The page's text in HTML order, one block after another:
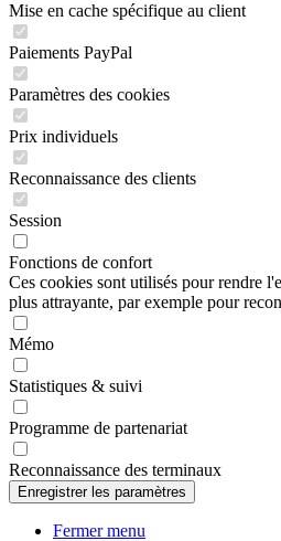
Mise en cache spécifique au client
Paiements PayPal
Paramètres des cookies
Prix individuels
Reconnaissance des clients
Session
Fonctions de confort
Ces cookies sont utilisés pour rendre
plus attrayante, par exemple pour
Mémo
Statistiques & suivi
Programme de partenariat
Reconnaissance des terminaux
Fermer menu